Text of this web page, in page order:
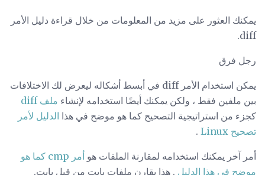
يمكنك العثور على مزيد من المعلومات من خلال قراءة دليل الأمر
diff.
رجل فرق
يمكن استخدام الأمر diff في أبسط أشكاله ليعرض لك الاختلافات
بين ملفين فقط ، ولكن يمكنك أيضًا استخدامه لإنشاء ملف diff
كجزء من استراتيجية التصحيح كما هو موضح في هذا الدليل لأمر
تصحيح Linux
.
أمر آخر يمكنك استخدامه لمقارنة الملفات هو
أمر cmp كما هو
موضح في هذا الدليل . هذا يقارن ملفات بايت من قبل بايت.